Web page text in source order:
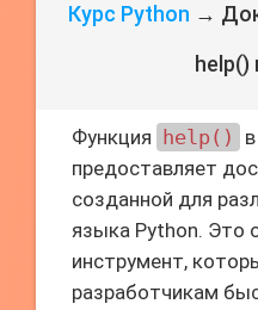
Курс Python →
help()
Функция help()
предоставляет
созданной для
языка Python. Это
инструмент,
разработчикам